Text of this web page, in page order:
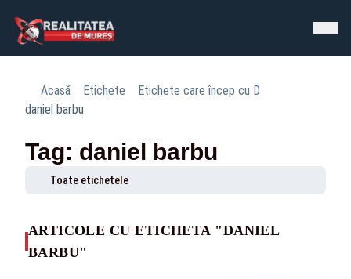
Acasă Etichete
Etichete care încep cu D
daniel barbu
Tag: daniel barbu
Toate etichetele
ARTICOLE CU ETICHETA "DANIEL
BARBU"